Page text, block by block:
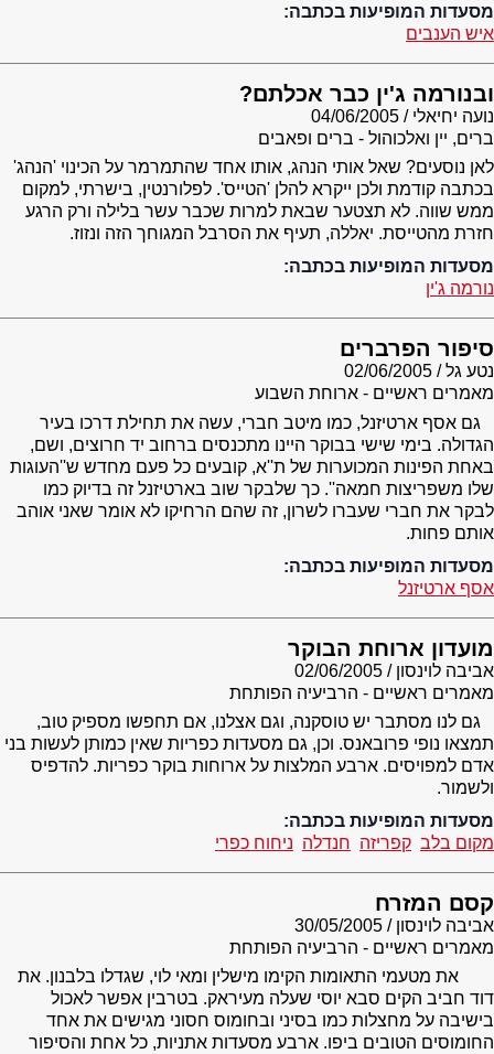
מסעדות המופיעות בכתבה:
איש הענבים
ובנורמה ג'ין כבר אכלתם?
נועה יחיאלי
04/06/2005
ברים, יין ואלכוהול - ברים ופאבים
לאן נוסעים? שאל אותי הנהג, אותו אחד שהתמרמר על הכינוי 'הנהג'
בכתבה קודמת ולכן ייקרא להלן 'הטייס'. לפלורנטין, בישרתי, למקום
ממש שווה. לא תצטער שבאת למרות שכבר עשר בלילה ורק הרגע
חזרת מהטייסת. יאללה, תעיף את הסרבל המגוחך הזה ונזוז.
מסעדות המופיעות בכתבה:
נורמה ג'ין
סיפור הפרברים
נטע גל
02/06/2005
מאמרים ראשיים - ארוחת השבוע
גם אסף ארטיזנל, כמו מיטב חברי, עשה את תחילת דרכו בעיר
הגדולה. בימי שישי בבוקר היינו מתכנסים ברחוב יד חרוצים, ושם,
באחת הפינות המכוערות של ת''א, קובעים כל פעם מחדש ש''העוגות
שלו משפריצות חמאה''. כך שלבקר שוב בארטיזנל זה בדיוק כמו
לבקר את חברי שעברו לשרון, זה שהם הרחיקו לא אומר שאני אוהב
אותם פחות.
מסעדות המופיעות בכתבה:
אסף ארטיזנל
מועדון ארוחת הבוקר
אביבה לוינסון
02/06/2005
מאמרים ראשיים - הרביעיה הפותחת
גם לנו מסתבר יש טוסקנה, וגם אצלנו, אם תחפשו מספיק טוב,
תמצאו נופי פרובאנס. וכן, גם מסעדות כפריות שאין כמותן לעשות בני
אדם למפויסים. ארבע המלצות על ארוחות בוקר כפריות. להדפיס
ולשמור.
מסעדות המופיעות בכתבה:
מקום בלב קפריזה חנדלה ניחוח כפרי
קסם המזרח
אביבה לוינסון
30/05/2005
מאמרים ראשיים - הרביעיה הפותחת
את מטעמי התאומות הקימו מישלין ומאי לוי, שגדלו בלבנון. את
דוד חביב הקים סבא יוסי שעלה מעיראק. בטרבין אפשר לאכול
בישיבה על מחצלות כמו בסיני ובחומוס חסוני מגישים את אחד
החומוסים הטובים ביפו. ארבע מסעדות אתניות, כל אחת והסיפור